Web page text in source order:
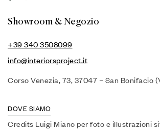
Showroom & Negozio
+39 340 3508099
info@interiorsproject.it
Corso Venezia, 73, 37047 – San Bonifacio
DOVE SIAMO
Credits Luigi Miano per foto e illustrazioni